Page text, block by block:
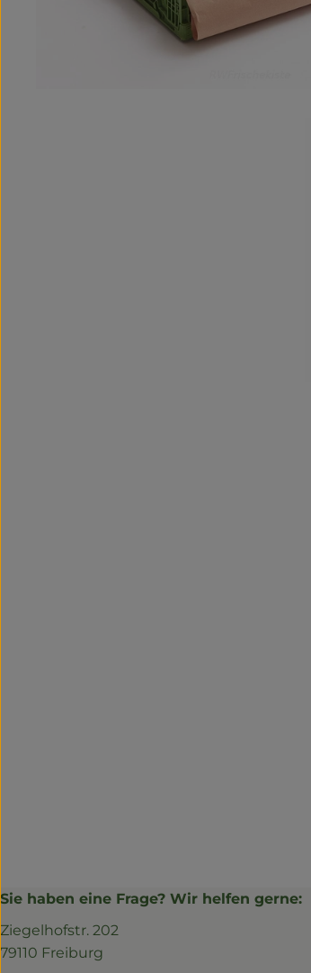
Sie haben eine Frage? Wir helfen gerne:
Ziegelhofstr. 202
79110 Freiburg